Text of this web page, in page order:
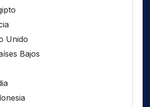
Unido
Bajos